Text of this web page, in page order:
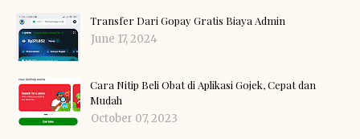
Transfer Dari Gopay Gratis Biaya Admin
June 17, 2024
Cara Nitip Beli Obat di Aplikasi Gojek, Cepat dan
Mudah
October 07, 2023